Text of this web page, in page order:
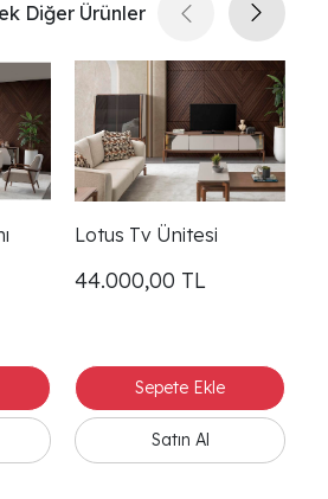
Diğer Ürünler
Lotus Tv Ünitesi
44.000,00 TL